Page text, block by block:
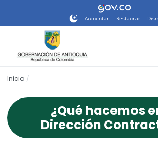
sitio
de
Aumentar Restaurar
Inicio
¿Qué hacemos
Dirección